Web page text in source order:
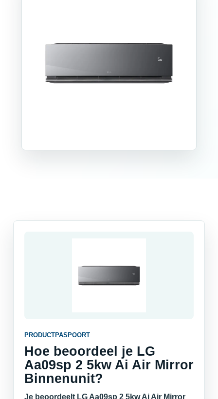
PRODUCTPASPOORT
Hoe beoordeel je LG
Aa09sp 2 5kw Ai Air Mirror
Binnenunit?
Je beoordeelt LG Aa09sp 2 5kw Ai Air Mirror